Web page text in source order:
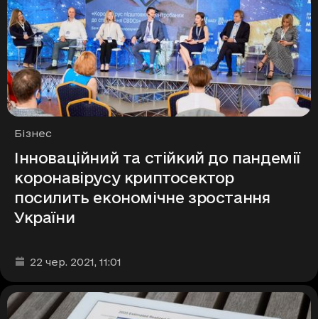
Рубрики
Бізнес
Інноваційний та стійкий до пандемії
коронавірусу криптосектор
посилить економічне зростання
України
Дата та час публікації
22 чер. 2021, 11:01